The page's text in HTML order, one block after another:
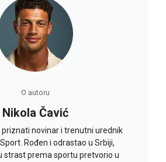
O autoru
Nikola Čavić
priznati novinar i trenutni urednik
Rođen i odrastao u Srbiji,
strast prema sportu pretvorio u